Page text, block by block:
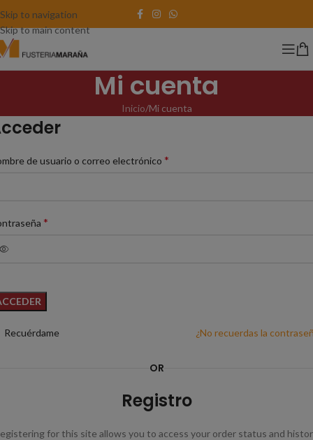
Skip to navigation
Skip to main content
Mi cuenta
Inicio Mi cuenta
de usuario o correo electrónico *
*
¿No recuerdas la
Recuérdame
OR
Registro
for this site allows you to access your order status and